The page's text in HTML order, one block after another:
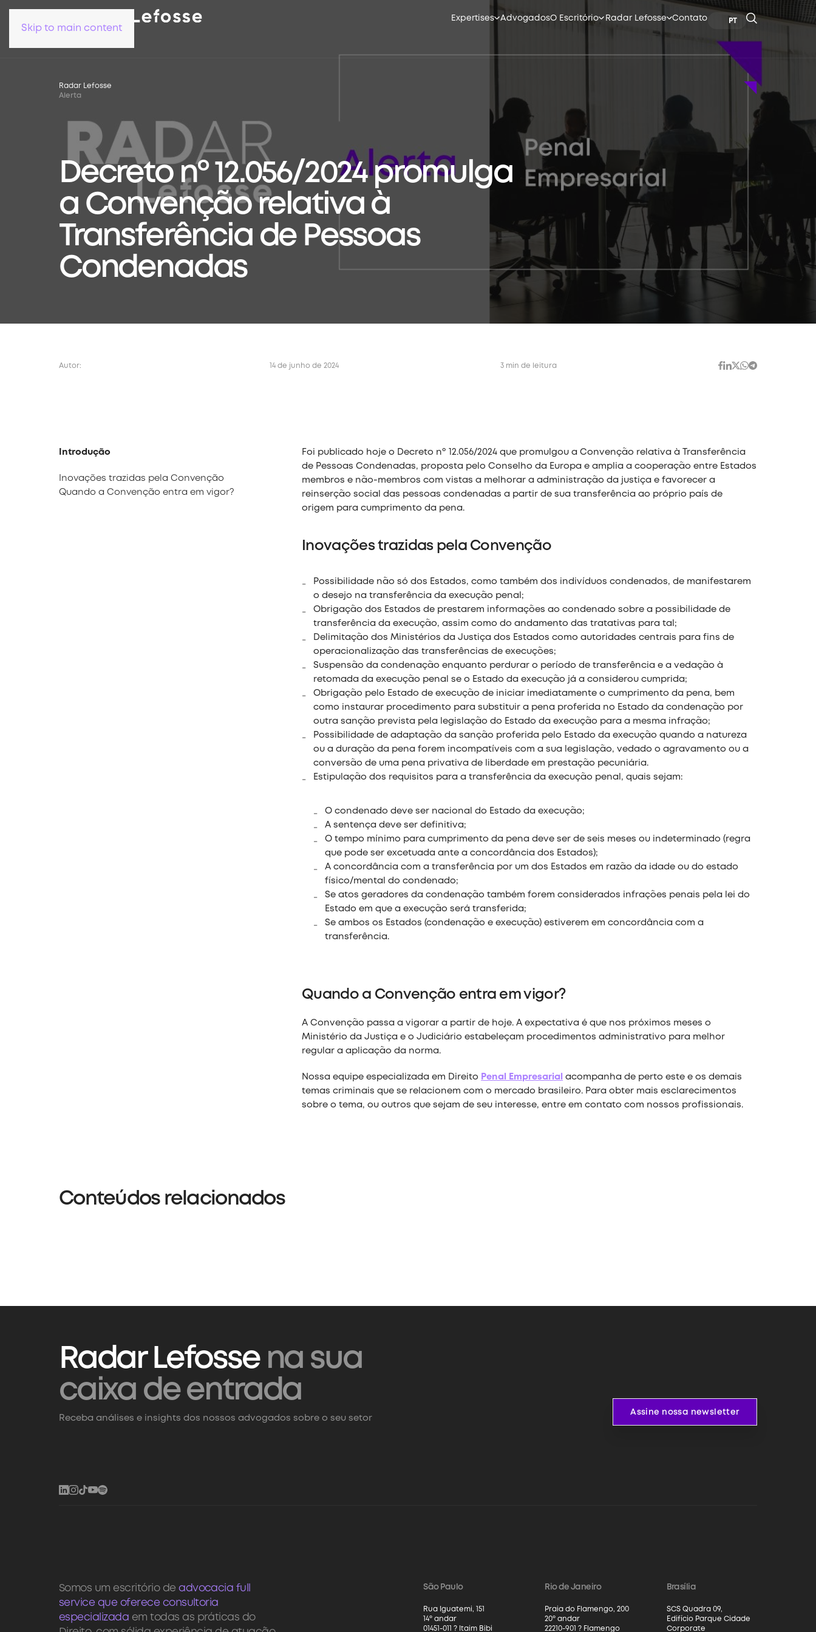
Skip to main content
Expertises AdvogadosO Escritório Radar Lefosse Contato PT
Radar Lefosse
Alerta
Decreto nº 12.056/2024 promulga
a Convenção relativa à
Transferência de Pessoas
Condenadas
Autor: 14 de junho de 2024 3 min de leitura
Introdução
Inovações trazidas pela Convenção
Quando a Convenção entra em vigor?
Foi publicado hoje o Decreto nº 12.056/2024 que promulgou a Convenção relativa à Transferência
de Pessoas Condenadas, proposta pelo Conselho da Europa e amplia a cooperação entre Estados
membros e não-membros com vistas a melhorar a administração da justiça e favorecer a
reinserção social das pessoas condenadas a partir de sua transferência ao próprio país de
origem para cumprimento da pena.
Inovações trazidas pela Convenção
Possibilidade não só dos Estados, como também dos indivíduos condenados, de manifestarem
o desejo na transferência da execução penal;
Obrigação dos Estados de prestarem informações ao condenado sobre a possibilidade de
transferência da execução, assim como do andamento das tratativas para tal;
Delimitação dos Ministérios da Justiça dos Estados como autoridades centrais para fins de
operacionalização das transferências de execuções;
Suspensão da condenação enquanto perdurar o período de transferência e a vedação à
retomada da execução penal se o Estado da execução já a considerou cumprida;
Obrigação pelo Estado de execução de iniciar imediatamente o cumprimento da pena, bem
como instaurar procedimento para substituir a pena proferida no Estado da condenação por
outra sanção prevista pela legislação do Estado da execução para a mesma infração;
Possibilidade de adaptação da sanção proferida pelo Estado da execução quando a natureza
ou a duração da pena forem incompatíveis com a sua legislação, vedado o agravamento ou a
conversão de uma pena privativa de liberdade em prestação pecuniária.
Estipulação dos requisitos para a transferência da execução penal, quais sejam:
O condenado deve ser nacional do Estado da execução;
A sentença deve ser definitiva;
O tempo mínimo para cumprimento da pena deve ser de seis meses ou indeterminado (regra
que pode ser excetuada ante a concordância dos Estados);
A concordância com a transferência por um dos Estados em razão da idade ou do estado
físico/mental do condenado;
Se atos geradores da condenação também forem considerados infrações penais pela lei do
Estado em que a execução será transferida;
Se ambos os Estados (condenação e execução) estiverem em concordância com a
transferência.
Quando a Convenção entra em vigor?
A Convenção passa a vigorar a partir de hoje. A expectativa é que nos próximos meses o
Ministério da Justiça e o Judiciário estabeleçam procedimentos administrativo para melhor
regular a aplicação da norma.
Nossa equipe especializada em Direito Penal Empresarial acompanha de perto este e os demais
temas criminais que se relacionem com o mercado brasileiro. Para obter mais esclarecimentos
sobre o tema, ou outros que sejam de seu interesse, entre em contato com nossos profissionais.
Conteúdos relacionados
Radar Lefossena sua
caixa de entrada
Receba análises e insights dos nossos advogados sobre o seu setor
Assine nossa newsletter
Somos um escritório deadvocacia full
service que oferece consultoria
especializada em todas as práticas do
São Paulo
Rua Iguatemi, 151
14º andar
01451-011 ? Itaim Bibi
Rio de Janeiro
Praia do Flamengo, 200
20º andar
22210-901 ? Flamengo
Brasília
SCS Quadra 09,
Edifício Parque Cidade
Corporate